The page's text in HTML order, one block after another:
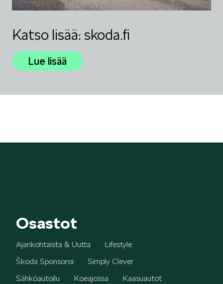
Katso lisää: skoda.fi
Lue lisää
Osastot
Ajankohtaista & Uutta
Lifestyle
Škoda Sponsoroi
Simply Clever
Sähköautoilu
Koeajossa
Kaasuautot